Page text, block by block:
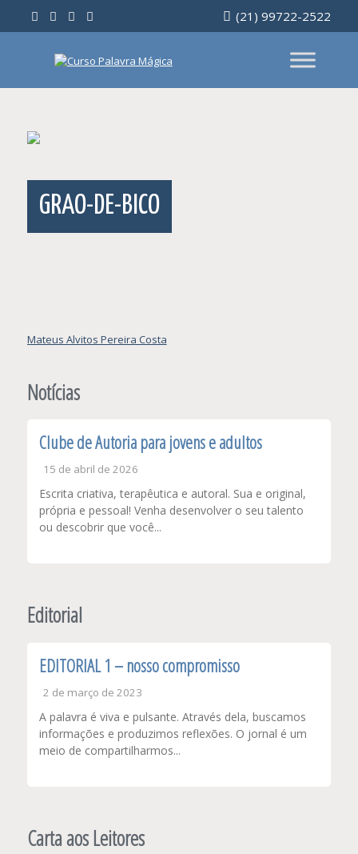
o
(21) 99722-2522
GRAO-DE-BICO
Navegação
Post
Mateus Alvitos Pereira Costa
Notícias
Clube de Autoria para jovens e adultos
15 de abril de 2026
Escrita criativa, terapêutica e autoral. Sua e original,
própria e pessoal! Venha desenvolver o seu talento
ou descobrir que você...
Editorial
EDITORIAL 1 – nosso compromisso
2 de março de 2023
A palavra é viva e pulsante. Através dela, buscamos
informações e produzimos reflexões. O jornal é um
meio de compartilharmos...
Carta aos Leitores